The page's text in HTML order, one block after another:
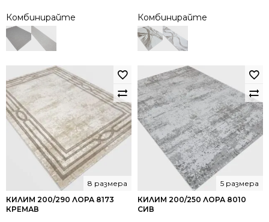
Комбинирайте Комбинирайте
КИЛИМ 200/290 ЛОРА 8173
КРЕМАВ
8 размера
КИЛИМ 200/250 ЛОРА 8010
СИВ
5 размера